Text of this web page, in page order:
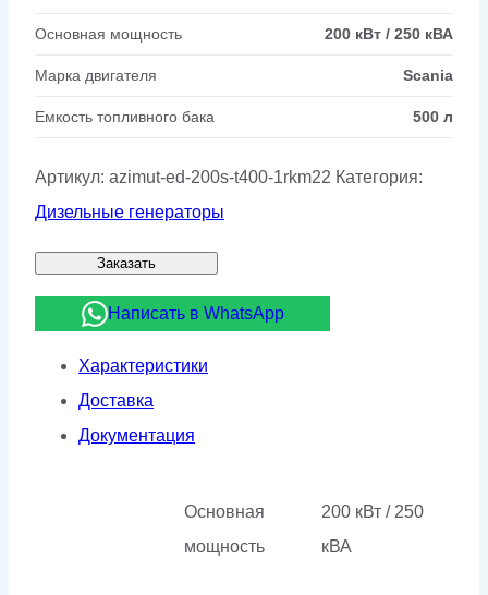
Основная мощность 200 кВт / 250 кВА
Марка двигателя Scania
Емкость топливного бака 500 л
Артикул: azimut-ed-200s-t400-1rkm22 Категория:
Дизельные генераторы
Заказать
Написать в WhatsApp
Характеристики
Доставка
Документация
Основная
мощность
200 кВт / 250
кВА